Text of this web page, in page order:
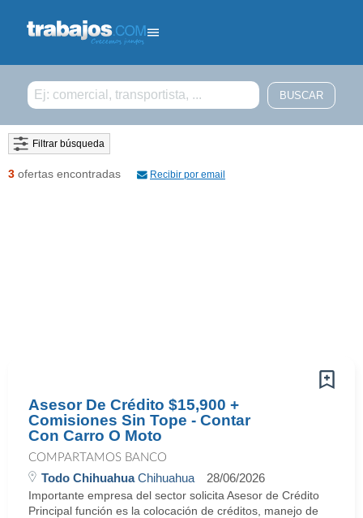
Filtrar búsqueda
3 ofertas encontradas Recibir por email
Asesor De Crédito $15,900 +
Comisiones Sin Tope - Contar
Con Carro O Moto
COMPARTAMOS BANCO
Todo ChihuahuaChihuahua 28/06/2026
Importante empresa del sector solicita Asesor de Crédito
Principal función es la colocación de créditos, manejo de